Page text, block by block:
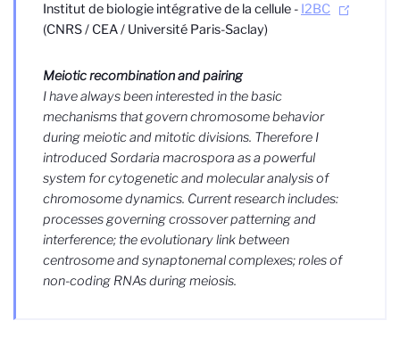
Institut de biologie intégrative de la cellule - I2BC
(CNRS / CEA / Université Paris-Saclay)
Meiotic recombination and pairing
I have always been interested in the basic
mechanisms that govern chromosome behavior
during meiotic and mitotic divisions. Therefore I
introduced Sordaria macrospora as a powerful
system for cytogenetic and molecular analysis of
chromosome dynamics. Current research includes:
processes governing crossover patterning and
interference; the evolutionary link between
centrosome and synaptonemal complexes; roles of
non-coding RNAs during meiosis.